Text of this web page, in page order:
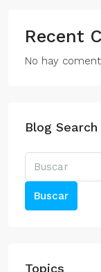
Recent
No hay
Blog Search
Buscar
Topics